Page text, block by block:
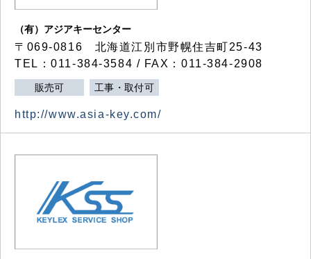
（有）アジアキーセンター
〒069-0816 北海道江別市野幌住吉町25-43
TEL：011-384-3584 / FAX：011-384-2908
販売可 工事・取付可
http://www.asia-key.com/